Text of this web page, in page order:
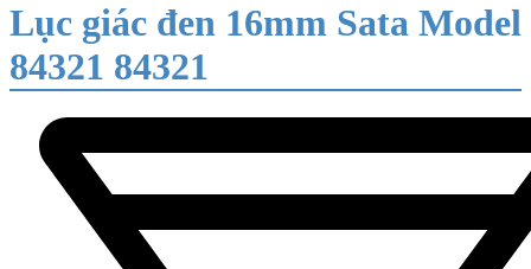
Lục giác đen 16mm Sata Model
84321 84321